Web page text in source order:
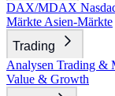
DAX/MDAX
Märkte Asien-Märkte
Trading
Analysen Trading &
Value & Growth